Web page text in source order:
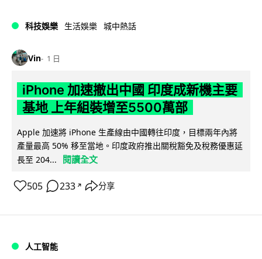
科技娛樂 生活娛樂 城中熱話
Vin 1 日
iPhone 加速撤出中國 印度成新機主要
基地 上年組裝增至5500萬部
Apple 加速將 iPhone 生產線由中國轉往印度，目標兩年內將
產量最高 50% 移至當地。印度政府推出關稅豁免及稅務優惠延
長至 204...
閱讀全文
505 233 ↗ 分享
人工智能